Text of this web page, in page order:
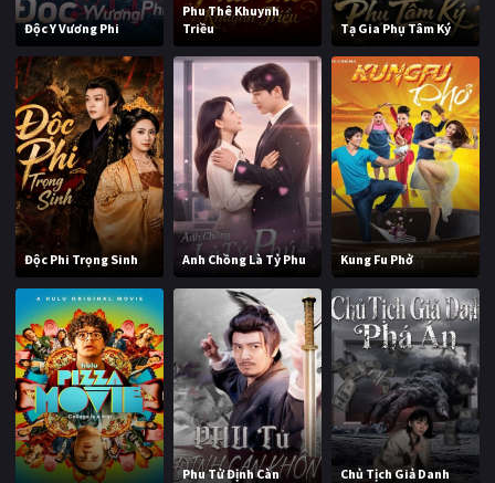
Độc Y Vương Phi
Phu Thê Khuynh
Triều
Tạ Gia Phụ Tâm Ký
Độc Phi Trọng Sinh Anh Chồng Là Tỷ Phu Kung Fu Phở
Phu Tử Định Càn Chủ Tịch Giả Danh